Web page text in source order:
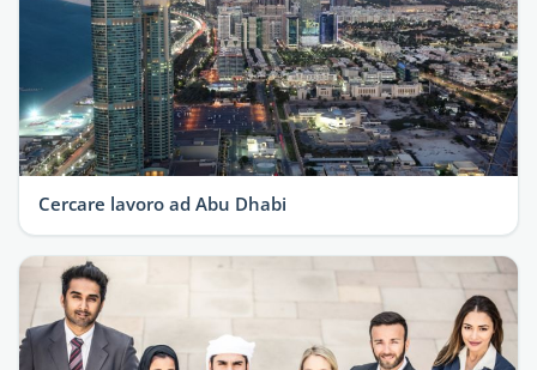
Cercare lavoro ad Abu Dhabi